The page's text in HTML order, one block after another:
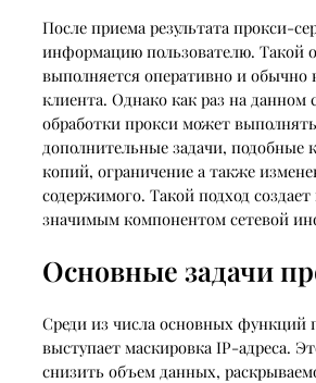
После приема результата прокси-
информацию пользователю. Такой
выполняется оперативно и обычно
клиента. Однако как раз на данном
обработки прокси может выполнять
дополнительные задачи, подобные
копий, ограничение а также
содержимого. Такой подход
значимым компонентом сетевой
Основные задачи
Среди из числа основных функций
выступает маскировка IP-адреса.
снизить объем данных,